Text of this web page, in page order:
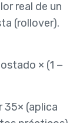
real de un
(rollover).
× (1 −
35× (aplica